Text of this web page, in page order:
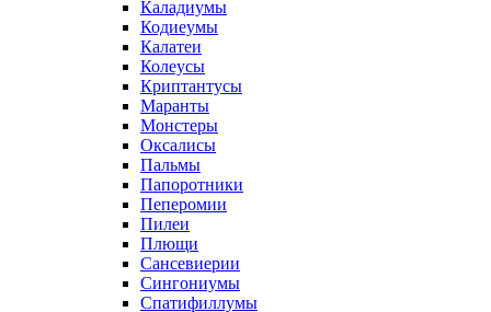
Каладиумы
Кодиеумы
Калатеи
Колеусы
Криптантусы
Маранты
Монстеры
Оксалисы
Пальмы
Папоротники
Пеперомии
Пилеи
Плющи
Сансевиерии
Сингониумы
Спатифиллумы